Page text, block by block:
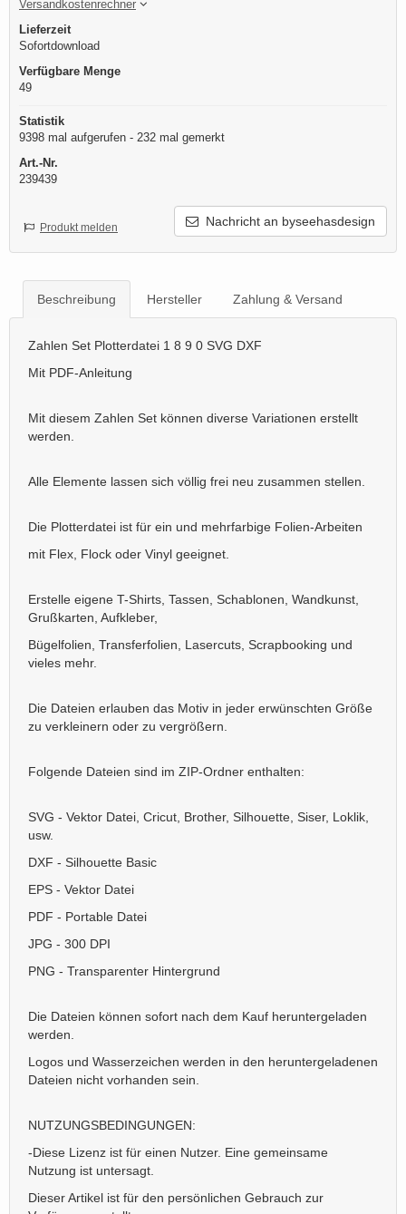
Versandkostenrechner
Lieferzeit
Sofortdownload
Verfügbare Menge
49
Statistik
9398 mal aufgerufen - 232 mal gemerkt
Art.-Nr.
239439
Nachricht an byseehasdesign
Produkt melden
Beschreibung Hersteller Zahlung & Versand
Zahlen Set Plotterdatei 1 8 9 0 SVG DXF
Mit PDF-Anleitung
Mit diesem Zahlen Set können diverse Variationen erstellt
werden.
Alle Elemente lassen sich völlig frei neu zusammen stellen.
Die Plotterdatei ist für ein und mehrfarbige Folien-Arbeiten
mit Flex, Flock oder Vinyl geeignet.
Erstelle eigene T-Shirts, Tassen, Schablonen, Wandkunst,
Grußkarten, Aufkleber,
Bügelfolien, Transferfolien, Lasercuts, Scrapbooking und
vieles mehr.
Die Dateien erlauben das Motiv in jeder erwünschten Größe
zu verkleinern oder zu vergrößern.
Folgende Dateien sind im ZIP-Ordner enthalten:
SVG - Vektor Datei, Cricut, Brother, Silhouette, Siser, Loklik,
usw.
DXF - Silhouette Basic
EPS - Vektor Datei
PDF - Portable Datei
JPG - 300 DPI
PNG - Transparenter Hintergrund
Die Dateien können sofort nach dem Kauf heruntergeladen
werden.
Logos und Wasserzeichen werden in den heruntergeladenen
Dateien nicht vorhanden sein.
NUTZUNGSBEDINGUNGEN:
-Diese Lizenz ist für einen Nutzer. Eine gemeinsame
Nutzung ist untersagt.
Dieser Artikel ist für den persönlichen Gebrauch zur